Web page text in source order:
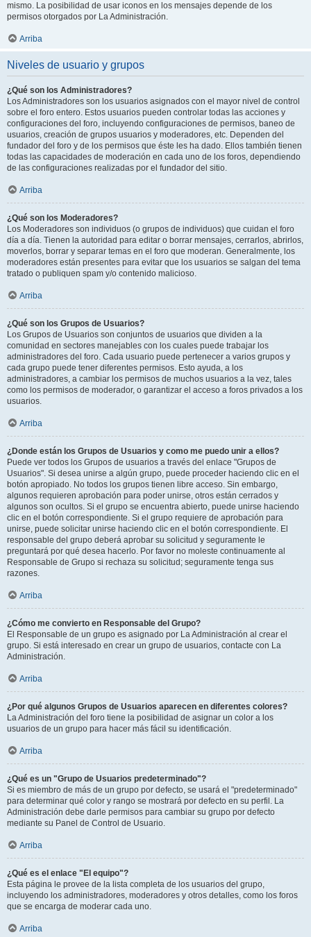
mismo. La posibilidad de usar iconos en los mensajes depende de los
permisos otorgados por La Administración.
Arriba
Niveles de usuario y grupos
¿Qué son los Administradores?
Los Administradores son los usuarios asignados con el mayor nivel de control
sobre el foro entero. Estos usuarios pueden controlar todas las acciones y
configuraciones del foro, incluyendo configuraciones de permisos, baneo de
usuarios, creación de grupos usuarios y moderadores, etc. Dependen del
fundador del foro y de los permisos que éste les ha dado. Ellos también tienen
todas las capacidades de moderación en cada uno de los foros, dependiendo
de las configuraciones realizadas por el fundador del sitio.
Arriba
¿Qué son los Moderadores?
Los Moderadores son individuos (o grupos de individuos) que cuidan el foro
día a día. Tienen la autoridad para editar o borrar mensajes, cerrarlos, abrirlos,
moverlos, borrar y separar temas en el foro que moderan. Generalmente, los
moderadores están presentes para evitar que los usuarios se salgan del tema
tratado o publiquen spam y/o contenido malicioso.
Arriba
¿Qué son los Grupos de Usuarios?
Los Grupos de Usuarios son conjuntos de usuarios que dividen a la
comunidad en sectores manejables con los cuales puede trabajar los
administradores del foro. Cada usuario puede pertenecer a varios grupos y
cada grupo puede tener diferentes permisos. Esto ayuda, a los
administradores, a cambiar los permisos de muchos usuarios a la vez, tales
como los permisos de moderador, o garantizar el acceso a foros privados a los
usuarios.
Arriba
¿Donde están los Grupos de Usuarios y como me puedo unir a ellos?
Puede ver todos los Grupos de usuarios a través del enlace "Grupos de
Usuarios". Si desea unirse a algún grupo, puede proceder haciendo clic en el
botón apropiado. No todos los grupos tienen libre acceso. Sin embargo,
algunos requieren aprobación para poder unirse, otros están cerrados y
algunos son ocultos. Si el grupo se encuentra abierto, puede unirse haciendo
clic en el botón correspondiente. Si el grupo requiere de aprobación para
unirse, puede solicitar unirse haciendo clic en el botón correspondiente. El
responsable del grupo deberá aprobar su solicitud y seguramente le
preguntará por qué desea hacerlo. Por favor no moleste continuamente al
Responsable de Grupo si rechaza su solicitud; seguramente tenga sus
razones.
Arriba
¿Cómo me convierto en Responsable del Grupo?
El Responsable de un grupo es asignado por La Administración al crear el
grupo. Si está interesado en crear un grupo de usuarios, contacte con La
Administración.
Arriba
¿Por qué algunos Grupos de Usuarios aparecen en diferentes colores?
La Administración del foro tiene la posibilidad de asignar un color a los
usuarios de un grupo para hacer más fácil su identificación.
Arriba
¿Qué es un "Grupo de Usuarios predeterminado"?
Si es miembro de más de un grupo por defecto, se usará el "predeterminado"
para determinar qué color y rango se mostrará por defecto en su perfil. La
Administración debe darle permisos para cambiar su grupo por defecto
mediante su Panel de Control de Usuario.
Arriba
¿Qué es el enlace "El equipo"?
Esta página le provee de la lista completa de los usuarios del grupo,
incluyendo los administradores, moderadores y otros detalles, como los foros
que se encarga de moderar cada uno.
Arriba